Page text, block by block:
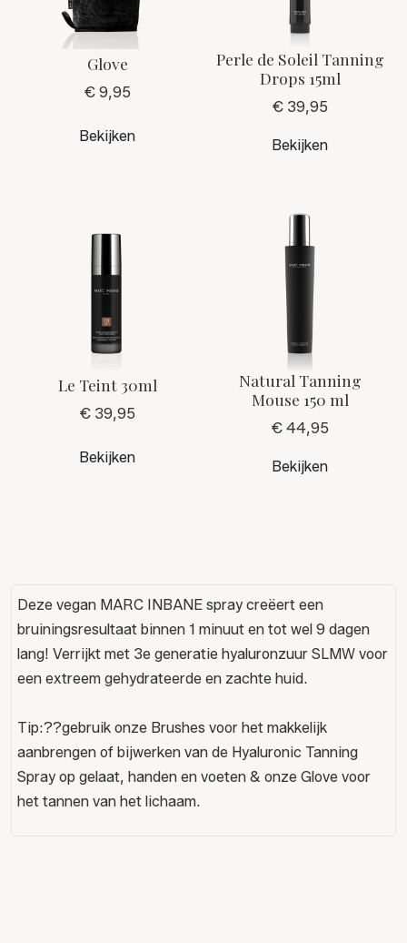
Glove
€ 9,95
Bekijken
Perle de Soleil Tanning
Drops 15ml
€ 39,95
Bekijken
Le Teint 30ml
€ 39,95
Bekijken
Natural Tanning
Mouse 150 ml
€ 44,95
Bekijken
Deze vegan MARC INBANE spray creëert een
bruiningsresultaat binnen 1 minuut en tot wel 9 dagen
lang! Verrijkt met 3e generatie hyaluronzuur SLMW voor
een extreem gehydrateerde en zachte huid.
Tip:??gebruik onze Brushes voor het makkelijk
aanbrengen of bijwerken van de Hyaluronic Tanning
Spray op gelaat, handen en voeten & onze Glove voor
het tannen van het lichaam.